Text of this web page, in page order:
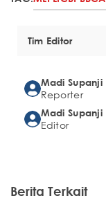
Tim Editor
Madi Supanji
Reporter
Madi Supanji
Editor
Berita Terkait